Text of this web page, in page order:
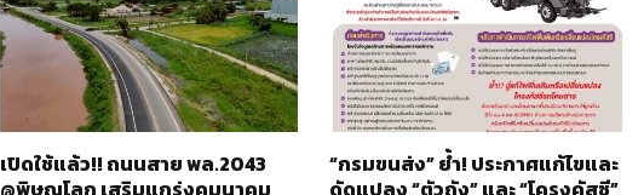
เปิดใช้แล้ว!! ถนนสาย พล.2043
@พิษณุโลก เสริมแกร่งคมนาคม
“กรมขนส่ง” ย้ำ! ประกาศแก้ไขและ
ดัดแปลง “ตัวถัง” และ “โครงคัสซี”